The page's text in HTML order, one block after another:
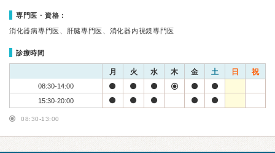
専門医・資格：
消化器病専門医、肝臓専門医、消化器内視鏡専門医
診療時間
月 火 水 木 金 土 日 祝
08:30-14:00
15:30-20:00
08:30-13:00